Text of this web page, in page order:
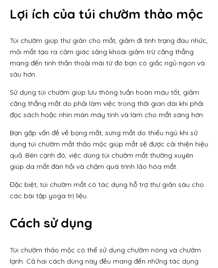
Lợi ích của túi chườm thảo mộc
Túi chườm giúp thư giãn cho mắt, giảm đi tình trạng đau nhức,
mỏi mắt tạo ra cảm giác sảng khoái giảm trừ căng thẳng
mang đến tinh thần thoải mái từ đó bạn có giấc ngủ ngon và
sâu hơn.
Sử dụng túi chườm giúp lưu thông tuần hoàn máu tốt, giảm
căng thẳng mắt do phải làm việc trong thời gian dài khi phải
đọc sách hoặc nhìn màn máy tính và làm cho mắt sáng hơn.
Bạn gặp vấn đề về bọng mắt, sưng mắt do thiếu ngủ khi sử
dụng túi chườm mắt thảo mộc giúp mắt sẽ được cải thiện hiệu
quả. Bên cạnh đó, việc dùng túi chườm mắt thường xuyên
giúp da mắt đàn hồi và chậm quá trình lão hóa mắt.
Đặc biệt, túi chườm mắt có tác dụng hỗ trợ thư giãn sâu cho
các bài tập yoga trị liệu.
Cách sử dụng
Túi chườm thảo mộc có thể sử dụng chườm nóng và chườm
lạnh. Cả hai cách dùng này đều mang đến những tác dụng